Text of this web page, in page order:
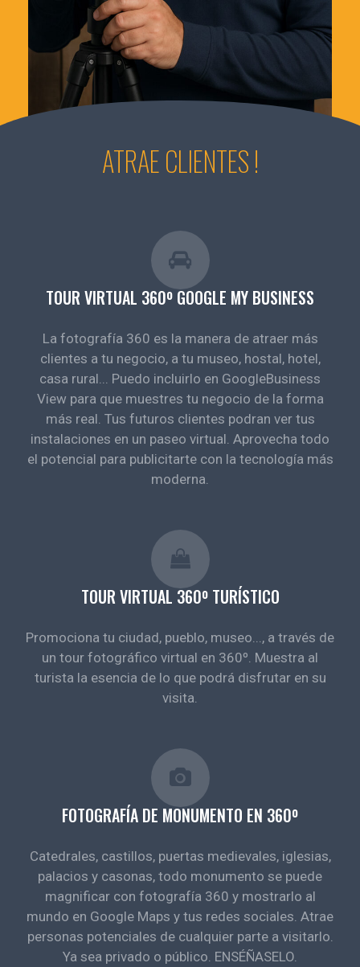
ATRAE CLIENTES !
TOUR VIRTUAL 360º GOOGLE MY BUSINESS
La fotografía 360 es la manera de atraer más
clientes a tu negocio, a tu museo, hostal, hotel,
casa rural... Puedo incluirlo en GoogleBusiness
View para que muestres tu negocio de la forma
más real. Tus futuros clientes podran ver tus
instalaciones en un paseo virtual. Aprovecha todo
el potencial para publicitarte con la tecnología más
moderna.
TOUR VIRTUAL 360º TURÍSTICO
Promociona tu ciudad, pueblo, museo..., a través de
un tour fotográfico virtual en 360º. Muestra al
turista la esencia de lo que podrá disfrutar en su
visita.
FOTOGRAFÍA DE MONUMENTO EN 360º
Catedrales, castillos, puertas medievales, iglesias,
palacios y casonas, todo monumento se puede
magnificar con fotografía 360 y mostrarlo al
mundo en Google Maps y tus redes sociales. Atrae
personas potenciales de cualquier parte a visitarlo.
Ya sea privado o público. ENSÉÑASELO.